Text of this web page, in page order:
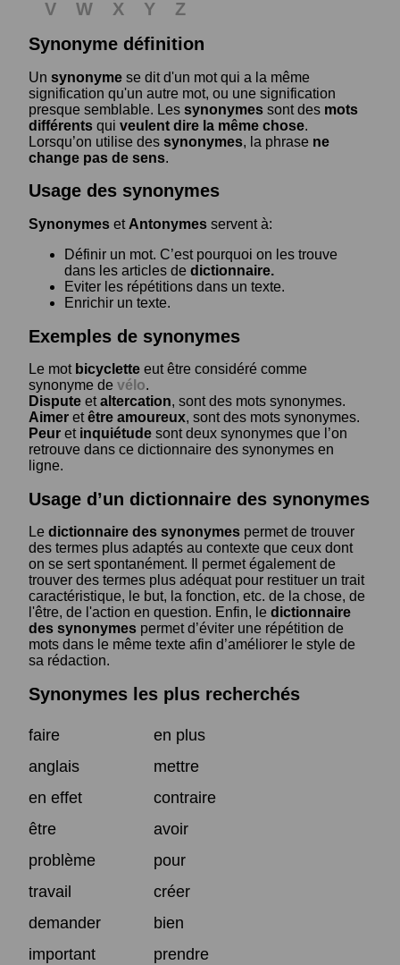
V W X Y
Z
Synonyme définition
Un synonyme se dit d'un mot qui a la même
signification qu'un autre mot, ou une signification
presque semblable. Les synonymes sont des mots
différents qui veulent dire la même chose.
Lorsqu’on utilise des synonymes, la phrase ne
change pas de sens.
Usage des synonymes
Synonymes et Antonymes servent à:
Définir un mot. C’est pourquoi on les trouve
dans les articles de dictionnaire.
Eviter les répétitions dans un texte.
Enrichir un texte.
Exemples de synonymes
Le mot bicyclette eut être considéré comme
synonyme de vélo.
Dispute etaltercation, sont des mots synonymes.
Aimer etêtre amoureux, sont des mots synonymes.
Peur et inquiétude sont deux synonymes que l’on
retrouve dans ce dictionnaire des synonymes en
ligne.
Usage d’un dictionnaire des synonymes
Le dictionnaire des synonymes permet de trouver
des termes plus adaptés au contexte que ceux dont
on se sert spontanément. Il permet également de
trouver des termes plus adéquat pour restituer un trait
caractéristique, le but, la fonction, etc. de la chose, de
l'être, de l'action en question. Enfin, le dictionnaire
des synonymes permet d’éviter une répétition de
mots dans le même texte afin d’améliorer le style de
sa rédaction.
Synonymes les plus recherchés
faire
en plus
anglais
mettre
en effet
contraire
être
avoir
problème
pour
travail
créer
demander
bien
important
prendre